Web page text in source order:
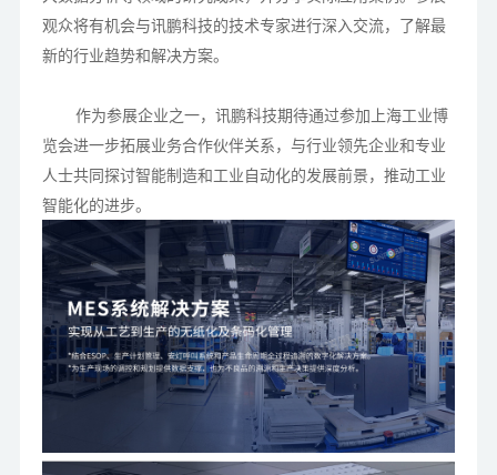
观众将有机会与讯鹏科技的技术专家进行深入交流，了解最
新的行业趋势和解决方案。
作为参展企业之一，讯鹏科技期待通过参加上海工业博
览会进一步拓展业务合作伙伴关系，与行业领先企业和专业
人士共同探讨智能制造和工业自动化的发展前景，推动工业
智能化的进步。